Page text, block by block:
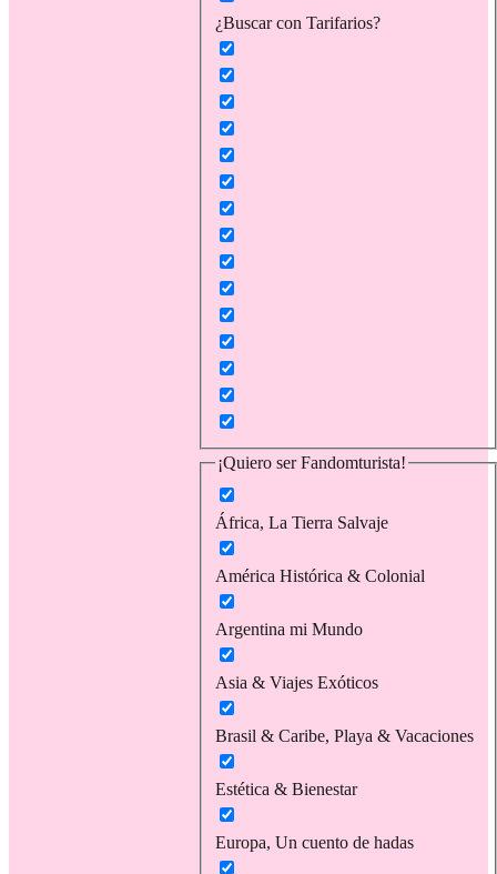
¿Buscar con Tarifarios?
¡Quiero ser Fandomturista!
África, La Tierra Salvaje
América Histórica & Colonial
Argentina mi Mundo
Asia & Viajes Exóticos
Brasil & Caribe, Playa & Vacaciones
Estética & Bienestar
Europa, Un cuento de hadas